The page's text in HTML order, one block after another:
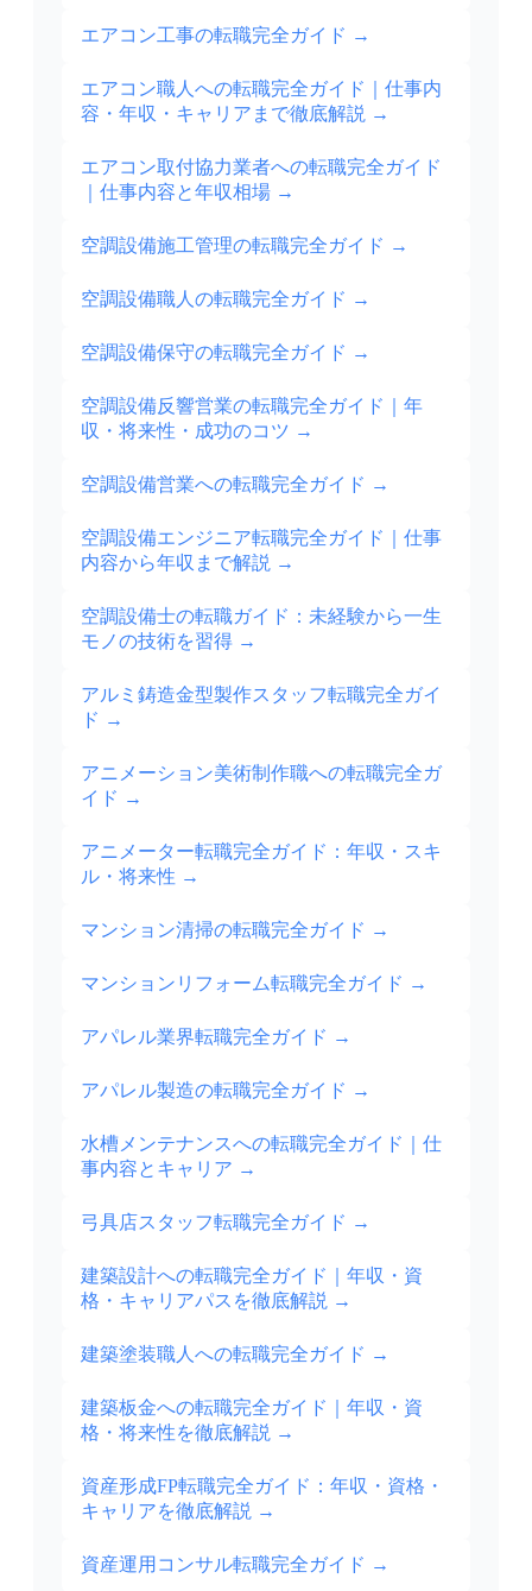
エアコン工事の転職完全ガイド →
エアコン職人への転職完全ガイド｜仕事内
容・年収・キャリアまで徹底解説 →
エアコン取付協力業者への転職完全ガイド
｜仕事内容と年収相場 →
空調設備施工管理の転職完全ガイド →
空調設備職人の転職完全ガイド →
空調設備保守の転職完全ガイド →
空調設備反響営業の転職完全ガイド｜年
収・将来性・成功のコツ →
空調設備営業への転職完全ガイド →
空調設備エンジニア転職完全ガイド｜仕事
内容から年収まで解説 →
空調設備士の転職ガイド：未経験から一生
モノの技術を習得 →
アルミ鋳造金型製作スタッフ転職完全ガイ
ド →
アニメーション美術制作職への転職完全ガ
イド →
アニメーター転職完全ガイド：年収・スキ
ル・将来性 →
マンション清掃の転職完全ガイド →
マンションリフォーム転職完全ガイド →
アパレル業界転職完全ガイド →
アパレル製造の転職完全ガイド →
水槽メンテナンスへの転職完全ガイド｜仕
事内容とキャリア →
弓具店スタッフ転職完全ガイド →
建築設計への転職完全ガイド｜年収・資
格・キャリアパスを徹底解説 →
建築塗装職人への転職完全ガイド →
建築板金への転職完全ガイド｜年収・資
格・将来性を徹底解説 →
資産形成FP転職完全ガイド：年収・資格・
キャリアを徹底解説 →
資産運用コンサル転職完全ガイド →